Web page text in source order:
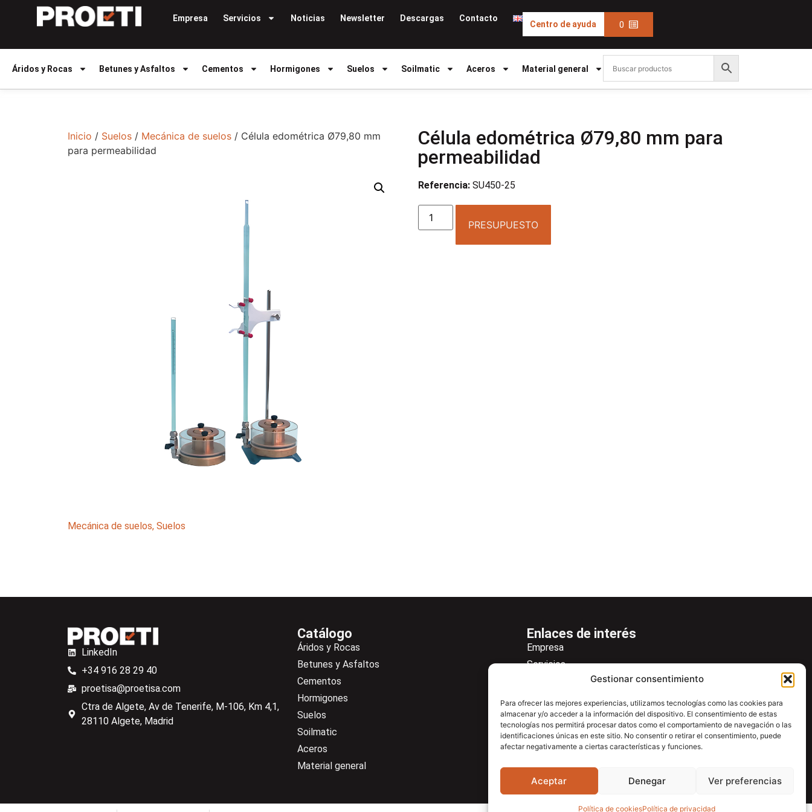
Gestionar consentimiento
Para ofrecer las mejores experiencias, utilizamos tecnologías como las cookies para
almacenar y/o acceder a la información del dispositivo. El consentimiento de estas
tecnologías nos permitirá procesar datos como el comportamiento de navegación o las
identificaciones únicas en este sitio. No consentir o retirar el consentimiento, puede
afectar negativamente a ciertas características y funciones.
Aceptar Denegar Ver preferencias
Política de cookiesPolítica de privacidad
Empresa Servicios Noticias Newsletter Descargas Contacto
Centro de ayuda 0
Áridos y Rocas Betunes y Asfaltos Cementos Hormigones Suelos Soilmatic Aceros Material general
Inicio / Suelos / Mecánica de suelos / Célula edométrica Ø79,80 mm
para permeabilidad
Mecánica de suelos, Suelos
Célula edométrica Ø79,80 mm para
permeabilidad
Referencia: SU450-25
PRESUPUESTO
LinkedIn
+34 916 28 29 40
proetisa@proetisa.com
Ctra de Algete, Av de Tenerife, M-106, Km 4,1,
28110 Algete, Madrid
Catálogo
Áridos y Rocas
Betunes y Asfaltos
Cementos
Hormigones
Suelos
Soilmatic
Aceros
Material general
Enlaces de interés
Empresa
Servicios
Newsletter
Descargas
Contacto
Centro de ayuda